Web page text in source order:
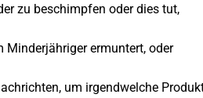
zu beschimpfen oder dies tut,
Minderjähriger ermuntert, oder
um irgendwelche